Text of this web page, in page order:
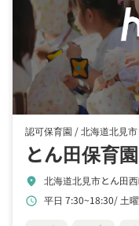
認可保育園 /北海道北見市
とん田保育園
location_on 北海道北見市とん田
schedule 平日 7:30~18:30 土